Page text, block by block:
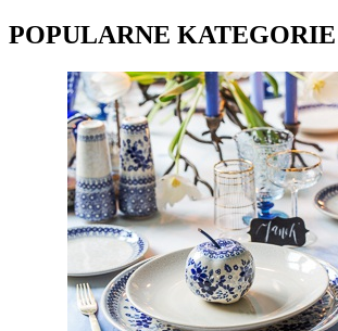
POPULARNE KATEGORIE